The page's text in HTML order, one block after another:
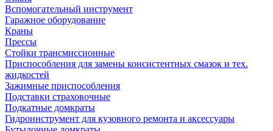
Вспомогательный инструмент
Гаражное оборудование
Краны
Прессы
Стойки трансмиссионные
Приспособления для замены консистентных смазок и тех.
жидкостей
Зажимные приспособления
Подставки страховочные
Подкатные домкраты
Гидроинструмент для кузовного ремонта и аксессуары